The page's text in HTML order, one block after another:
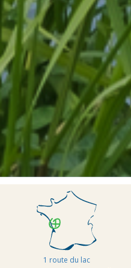
Accueil >Camping et
Camping du Chêne
1 route du lac